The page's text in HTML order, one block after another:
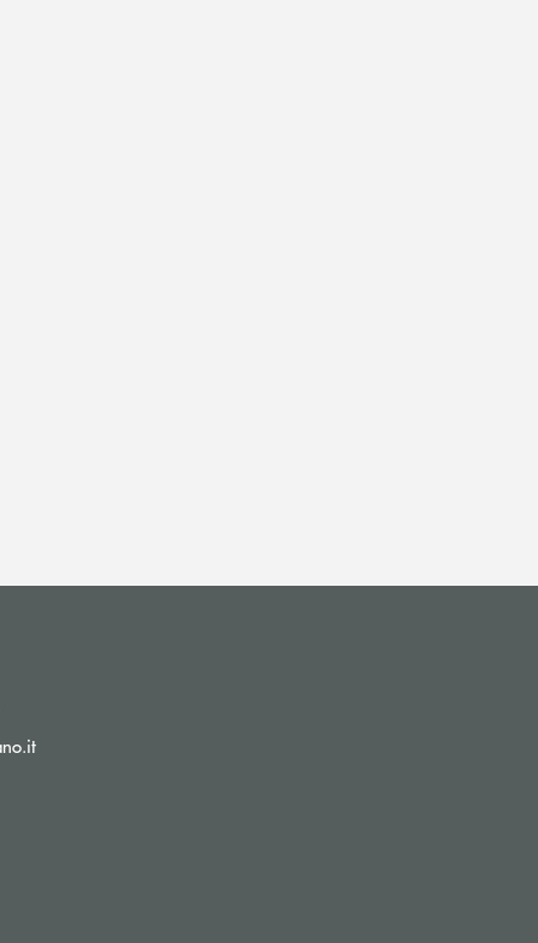
(si apre l’app di posta elettronica)
(si apre l’app di posta elettronica)